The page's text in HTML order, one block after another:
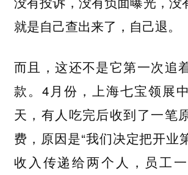
就是自己查出来了，自己退。
而且，这还不是它第一次追
款。4月份，上海七宝领展
天，有人吃完后收到了一笔
费，原因是“我们决定把开业
收入传递给两个人，员工